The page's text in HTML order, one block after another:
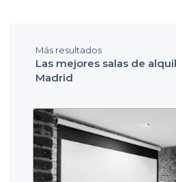
Más resultados
Las mejores salas de
Madrid